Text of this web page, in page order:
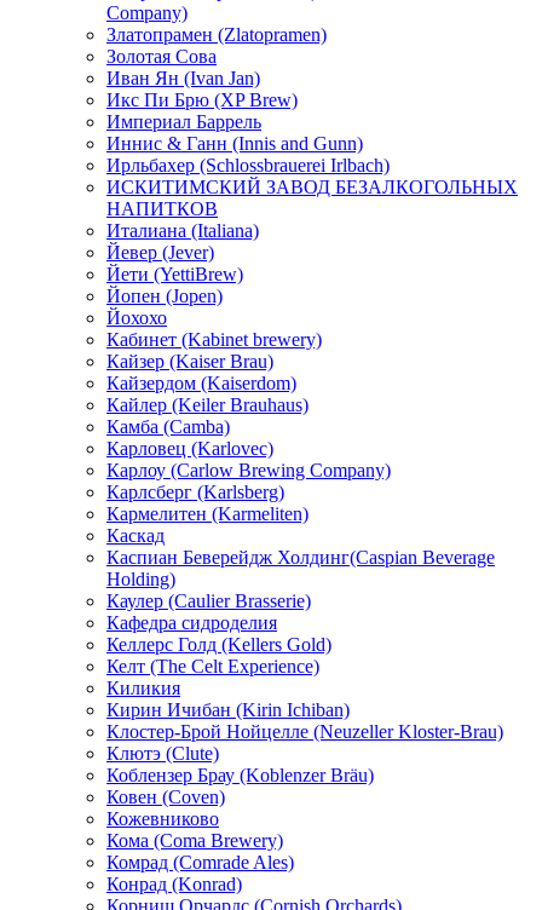
Company)
Златопрамен (Zlatopramen)
Золотая Сова
Иван Ян (Ivan Jan)
Икс Пи Брю (XP Brew)
Империал Баррель
Иннис & Ганн (Innis and Gunn)
Ирльбахер (Schlossbrauerei Irlbach)
ИСКИТИМСКИЙ ЗАВОД БЕЗАЛКОГОЛЬНЫХ
НАПИТКОВ
Италиана (Italiana)
Йевер (Jever)
Йети (YettiBrew)
Йопен (Jopen)
Йохохо
Кабинет (Kabinet brewery)
Кайзер (Kaiser Brau)
Кайзердом (Kaiserdom)
Кайлер (Keiler Brauhaus)
Камба (Camba)
Карловец (Karlovec)
Карлоу (Carlow Brewing Company)
Карлсберг (Karlsberg)
Кармелитен (Karmeliten)
Каскад
Каспиан Беверейдж Холдинг(Caspian Beverage
Holding)
Каулер (Caulier Brasserie)
Кафедра сидроделия
Келлерс Голд (Kellers Gold)
Келт (The Celt Experience)
Киликия
Кирин Ичибан (Kirin Ichiban)
Клостер-Брой Нойцелле (Neuzeller Kloster-Brau)
Клютэ (Clute)
Коблензер Брау (Koblenzer Bräu)
Ковен (Coven)
Кожевниково
Кома (Coma Brewery)
Комрад (Comrade Ales)
Конрад (Konrad)
Корниш Орчардс (Cornish Orchards)